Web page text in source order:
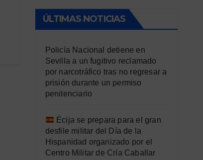
ÚLTIMAS NOTICIAS
Policía Nacional detiene en
Sevilla a un fugitivo reclamado
por narcotráfico tras no regresar a
prisión durante un permiso
penitenciario
Écija se prepara para el gran
desfile militar del Día de la
Hispanidad organizado por el
Centro Militar de Cría Caballar